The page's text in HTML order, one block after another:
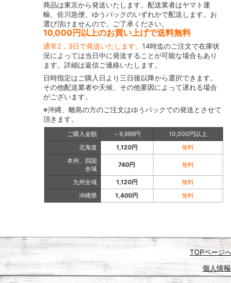
商品は東京から発送いたします。配送業者はヤマト運
輸、佐川急便、ゆうパックのいずれかで配送します。お
選び頂けませんので、ご了承ください。
10,000円以上のお買い上げで送料無料
通常2，3日で発送いたします。 14時迄のご注文で在庫状
況によっては当日中に発送することが可能な場合もあり
ます。詳細は返信ご連絡いたします。
日時指定はご購入日より三日後以降から選択できます。
その他配送業者や天候、その他要因によって遅れる場合
がございます。
※沖縄、離島の方のご注文はゆうパックでの発送とさせて
頂きます。
ご購入金額 ～9,999円
10,000円以上
北海道
1,120円
無料
本州、四国
全域
740円 無料
九州全域 1,120円
無料
沖縄県
1,400円 無料
TOPページ
個人情